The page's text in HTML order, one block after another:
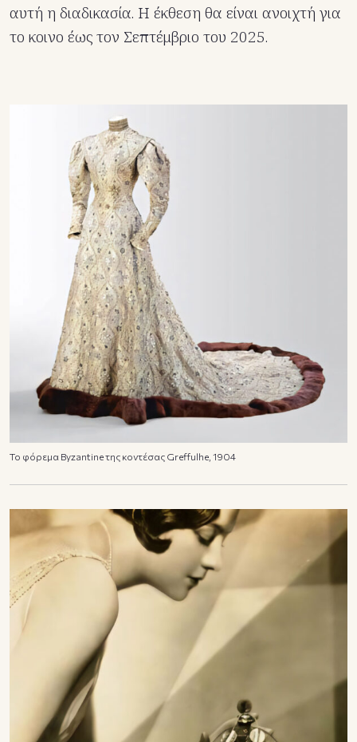
αυτή η διαδικασία. Η έκθεση θα είναι ανοιχτή για
το κοινο έως τον Σεπτέμβριο του 2025.
Το φόρεμα Byzantine της κοντέσας Greffulhe, 1904